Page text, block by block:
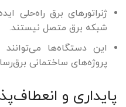
ژنراتورهای برق راه‌حلی
شبکه برق متصل نیستند.
این دستگاه‌ها
پروژه‌های ساختمانی
پایداری و